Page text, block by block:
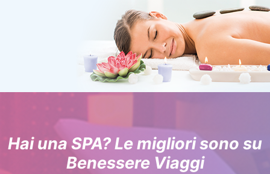
Hai una SPA? Le migliori sono su
Benessere Viaggi